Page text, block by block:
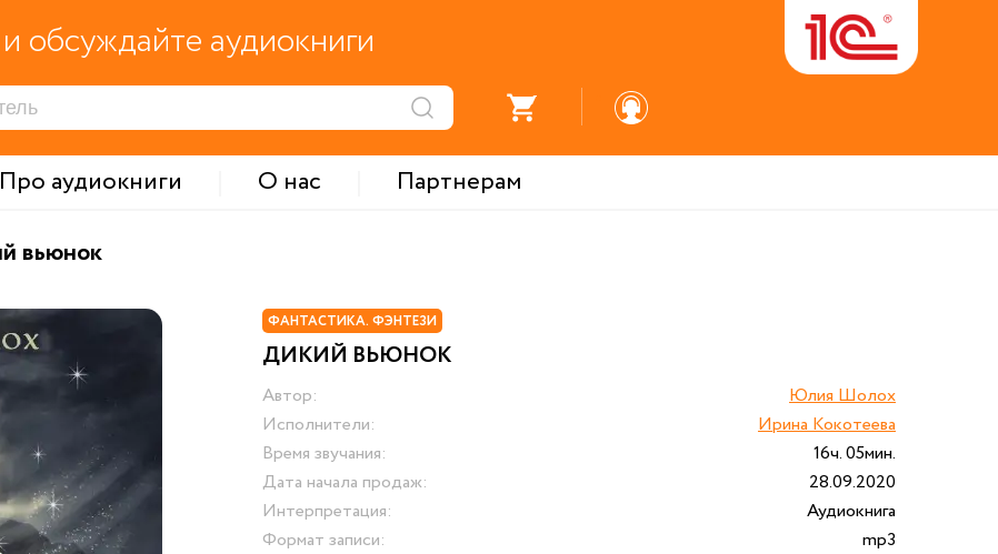
обсуждайте аудиокниги
Про аудиокниги О нас
Партнерам
вьюнок
ФАНТАСТИКА. ФЭНТЕЗИ
ДИКИЙ ВЬЮНОК
Автор:
Юлия Шолох
Исполнители:
Ирина Кокотеева
Время звучания:
16ч. 05мин.
Дата начала продаж:
28.09.2020
Интерпретация:
Аудиокнига
Формат записи:
mp3